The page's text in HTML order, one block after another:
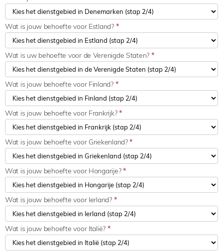
Wat is jouw behoefte voor Estland? *
Wat is uw behoefte voor de Verenigde Staten? *
Wat is jouw behoefte voor Finland? *
Wat is jouw behoefte voor Frankrijk?*
Wat is jouw behoefte voor Griekenland?*
Wat is jouw behoefte voor Hongarije?*
Wat is jouw behoefte voor Ierland? *
Wat is jouw behoefte voor Italië? *